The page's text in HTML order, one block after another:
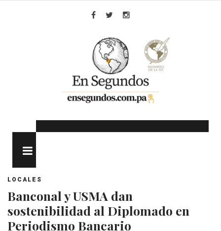
LOCALES
Banconal y USMA dan
sostenibilidad al Diplomado en
Periodismo Bancario